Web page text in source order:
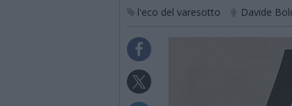
l'eco del varesotto Davide